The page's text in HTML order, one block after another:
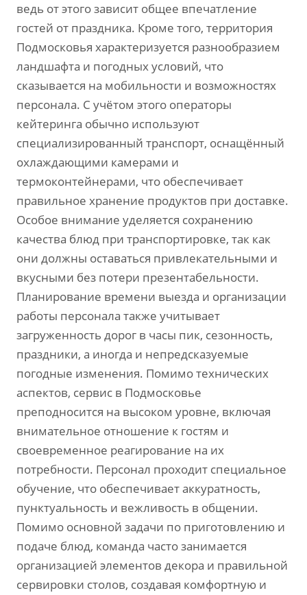
ведь от этого зависит общее впечатление
гостей от праздника. Кроме того, территория
Подмосковья характеризуется разнообразием
ландшафта и погодных условий, что
сказывается на мобильности и возможностях
персонала. С учётом этого операторы
кейтеринга обычно используют
специализированный транспорт, оснащённый
охлаждающими камерами и
термоконтейнерами, что обеспечивает
правильное хранение продуктов при доставке.
Особое внимание уделяется сохранению
качества блюд при транспортировке, так как
они должны оставаться привлекательными и
вкусными без потери презентабельности.
Планирование времени выезда и организации
работы персонала также учитывает
загруженность дорог в часы пик, сезонность,
праздники, а иногда и непредсказуемые
погодные изменения. Помимо технических
аспектов, сервис в Подмосковье
преподносится на высоком уровне, включая
внимательное отношение к гостям и
своевременное реагирование на их
потребности. Персонал проходит специальное
обучение, что обеспечивает аккуратность,
пунктуальность и вежливость в общении.
Помимо основной задачи по приготовлению и
подаче блюд, команда часто занимается
организацией элементов декора и правильной
сервировки столов, создавая комфортную и